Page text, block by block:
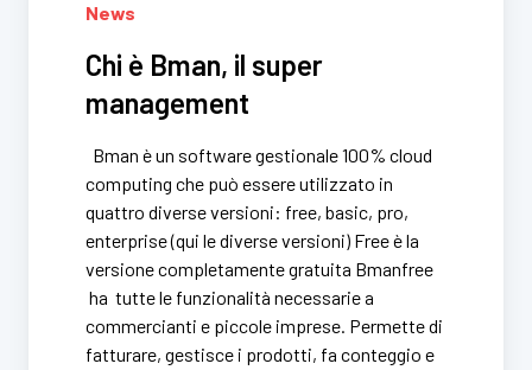
News
Chi è Bman, il super
management
Bman è un software gestionale 100% cloud
computing che può essere utilizzato in
quattro diverse versioni: free, basic, pro,
enterprise (qui le diverse versioni) Free è la
versione completamente gratuita Bmanfree
ha tutte le funzionalità necessarie a
commercianti e piccole imprese. Permette di
fatturare, gestisce i prodotti, fa conteggio e